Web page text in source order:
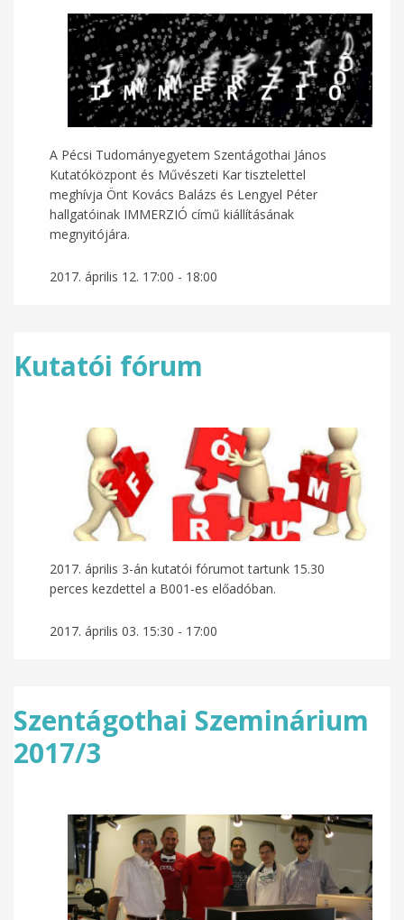
A Pécsi Tudományegyetem Szentágothai János
Kutatóközpont és Művészeti Kar tisztelettel
meghívja Önt Kovács Balázs és Lengyel Péter
hallgatóinak IMMERZIÓ című kiállításának
megnyitójára.
2017. április 12. 17:00 - 18:00
Kutatói fórum
2017. április 3-án kutatói fórumot tartunk 15.30
perces kezdettel a B001-es előadóban.
2017. április 03. 15:30 - 17:00
Szentágothai Szeminárium
2017/3